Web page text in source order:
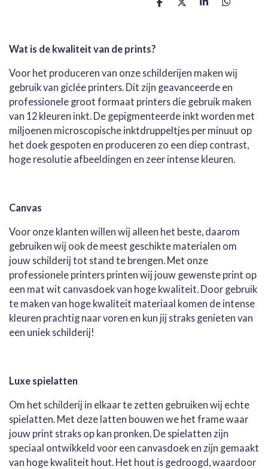
D
D
S
D
Wat is de kwaliteit van de prints?
Voor het produceren van onze schilderijen maken wij
gebruik van giclée printers. Dit zijn geavanceerde en
professionele groot formaat printers die gebruik maken
van 12 kleuren inkt. De gepigmenteerde inkt worden met
miljoenen microscopische inktdruppeltjes per minuut op
het doek gespoten en produceren zo een diep contrast,
hoge resolutie afbeeldingen en zeer intense kleuren.
Canvas
Voor onze klanten willen wij alleen het beste, daarom
gebruiken wij ook de meest geschikte materialen om
jouw schilderij tot stand te brengen. Met onze
professionele printers printen wij jouw gewenste print op
een mat wit canvasdoek van hoge kwaliteit. Door gebruik
te maken van hoge kwaliteit materiaal komen de intense
kleuren prachtig naar voren en kun jij straks genieten van
een uniek schilderij!
Luxe spielatten
Om het schilderij in elkaar te zetten gebruiken wij echte
spielatten. Met deze latten bouwen we het frame waar
jouw print straks op kan pronken. De spielatten zijn
speciaal ontwikkeld voor een canvasdoek en zijn gemaakt
van hoge kwaliteit hout. Het hout is gedroogd, waardoor